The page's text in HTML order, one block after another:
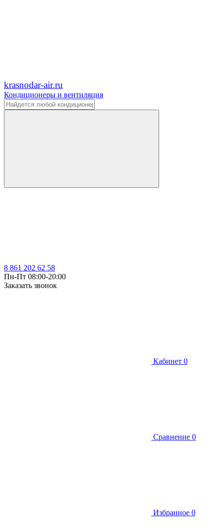
krasnodar-air.ru
Кондиционеры и вентиляция
8 861 202 62 58
Пн-Пт 08:00-20:00
Заказать звонок
Кабинет 0
Сравнение 0
Избранное 0